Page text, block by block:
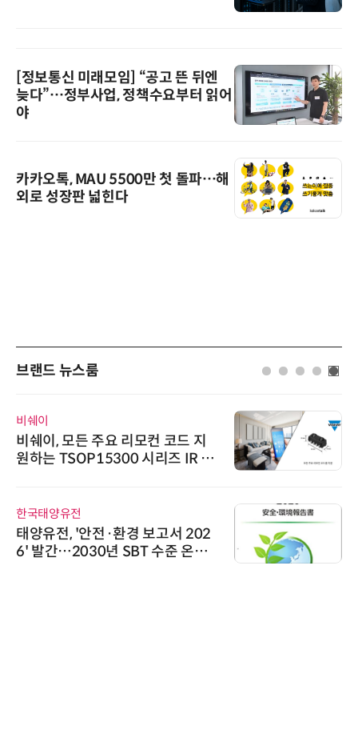
[정보통신 미래모임] “공고 뜬 뒤엔
늦다”…정부사업, 정책수요부터 읽어
야
카카오톡, MAU 5500만 첫 돌파…해
외로 성장판 넓힌다
브랜드 뉴스룸
모컨 코드 지
시리즈 IR 수
보고서 202
수준 온실
위고페어
위고페어, 서울AI허
환(AX) 지원사업' 컨
인아그룹
'자동화 산업의 새
인아그룹 전국 7개
어 개최